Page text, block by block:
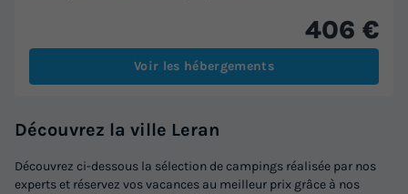
406 €
Voir les hébergements
Découvrez la ville Leran
Découvrez ci-dessous la sélection de campings réalisée par nos
experts et réservez vos vacances au meilleur prix grâce à nos